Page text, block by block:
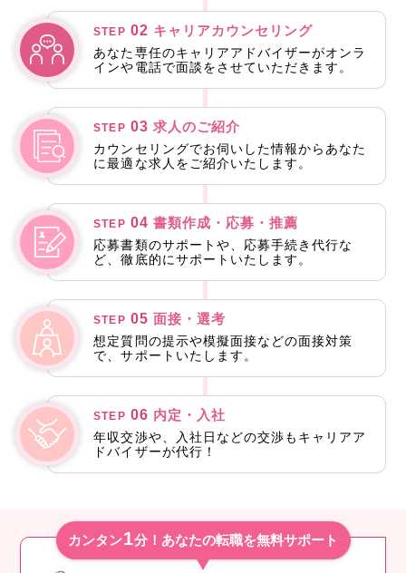
STEP 02 キャリアカウンセリング
あなた専任のキャリアアドバイザーがオンラ
インや電話で面談をさせていただきます。
STEP 03 求人のご紹介
カウンセリングでお伺いした情報からあなた
に最適な求人をご紹介いたします。
STEP 04 書類作成・応募・推薦
応募書類のサポートや、応募手続き代行な
ど、徹底的にサポートいたします。
STEP 05 面接・選考
想定質問の提示や模擬面接などの面接対策
で、サポートいたします。
STEP 06 内定・入社
年収交渉や、入社日などの交渉もキャリアア
ドバイザーが代行！
カンタン1分！あなたの転職を無料サポート